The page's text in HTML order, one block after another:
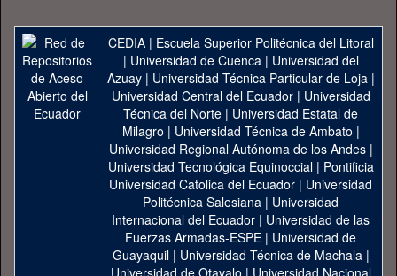
CEDIA| Escuela Superior Politécnica del Litoral
| Universidad de Cuenca| Universidad del
Azuay| Universidad Técnica Particular de Loja|
Universidad Central del Ecuador| Universidad
Técnica del Norte | Universidad Estatal de
Milagro | Universidad Técnica de Ambato |
Universidad Regional Autónoma de los Andes|
Universidad Tecnológica Equinoccial| Pontificia
Universidad Catolica del Ecuador | Universidad
Politécnica Salesiana | Universidad
Internacional del Ecuador | Universidad de las
Fuerzas Armadas-ESPE | Universidad de
Guayaquil| Universidad Técnica de Machala|
Universidad de Otavalo | Universidad Nacional